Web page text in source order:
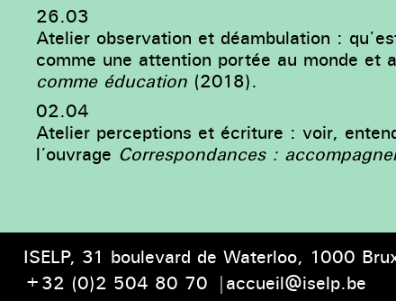
26.03
Atelier observation et déambulation :
comme une attention portée au monde et
comme éducation (2018).
02.04
Atelier perceptions et écriture : voir,
l’ouvrage Correspondances :
ISELP, 31 boulevard de Waterloo, 1000
+32 (0)2 504 80 70 |accueil@iselp.be